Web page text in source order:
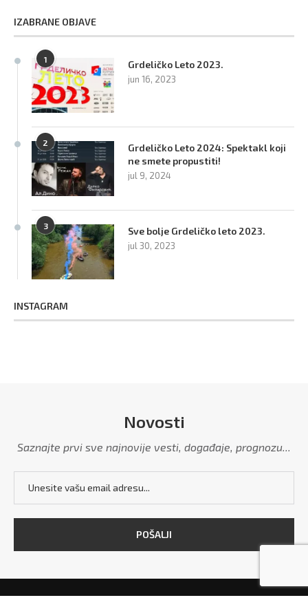
IZABRANE OBJAVE
1 Grdeličko Leto 2023.
jun 16, 2023
2
Grdeličko Leto 2024: Spektakl koji
ne smete propustiti!
jul 9, 2024
3 Sve bolje Grdeličko leto 2023.
jul 30, 2023
INSTAGRAM
Novosti
Saznajte prvi sve najnovije vesti, događaje, prognozu...